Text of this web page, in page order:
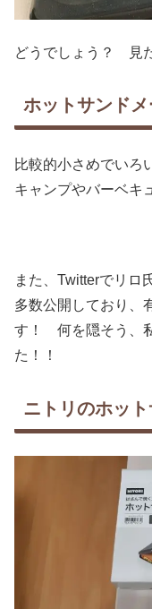
どうでしょう？ 見
ホットサンド
比較的小さめでいろ
キャンプやバーベキ
また、Twitterでリロ
多数公開しており、
す！ 何を隠そう、
た！！
ニトリのホッ